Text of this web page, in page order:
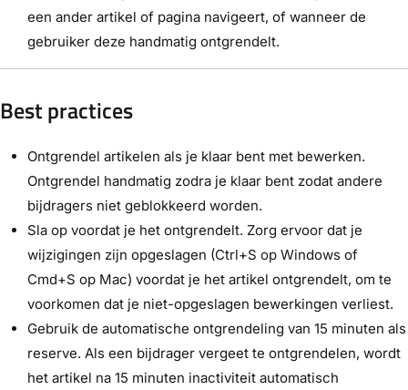
een ander artikel of pagina navigeert, of wanneer de
gebruiker deze handmatig ontgrendelt.
Best practices
Ontgrendel artikelen als je klaar bent met bewerken.
Ontgrendel handmatig zodra je klaar bent zodat andere
bijdragers niet geblokkeerd worden.
Sla op voordat je het ontgrendelt. Zorg ervoor dat je
wijzigingen zijn opgeslagen (Ctrl+S op Windows of
Cmd+S op Mac) voordat je het artikel ontgrendelt, om te
voorkomen dat je niet-opgeslagen bewerkingen verliest.
Gebruik de automatische ontgrendeling van 15 minuten als
reserve. Als een bijdrager vergeet te ontgrendelen, wordt
het artikel na 15 minuten inactiviteit automatisch